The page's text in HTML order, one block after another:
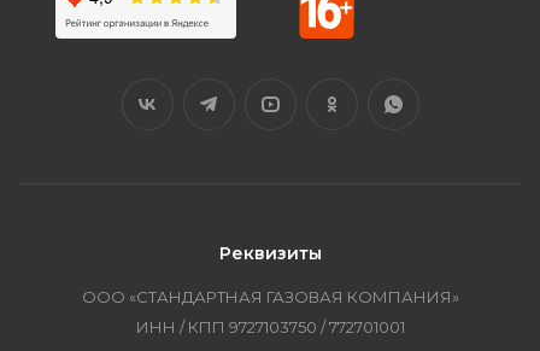
Реквизиты
ООО «СТАНДАРТНАЯ ГАЗОВАЯ КОМПАНИЯ»
ИНН / КПП 9727103750 / 772701001